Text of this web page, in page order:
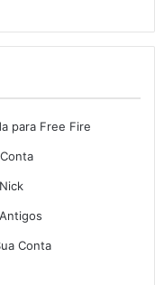
para Free Fire
Conta